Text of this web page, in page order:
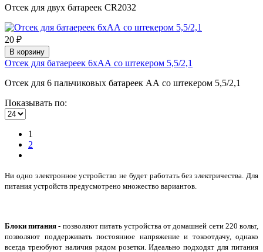
Отсек для двух батареек CR2032
20 ₽
В корзину
Отсек для батаереек 6хАА со штекером 5,5/2,1
Отсек для 6 пальчиковых батареек АА со штекером 5,5/2,1
Показывать по:
1
2
Ни одно электронное устройство не будет работать без электричества. Для
питания устройств предусмотрено множество вариантов.
Блоки питания - позволяют питать устройства от домашней сети 220 вольт,
позволяют поддерживать постоянное напряжение и токоотдачу, однако
всегда треюбуют наличия рядом розетки. Идеально подходят для питания